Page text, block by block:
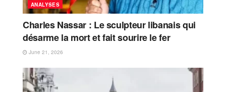
ANALYSES
Charles Nassar : Le sculpteur libanais qui
désarme la mort et fait sourire le fer
June 21, 2026